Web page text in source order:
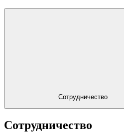
Сотрудничество
Сотрудничество